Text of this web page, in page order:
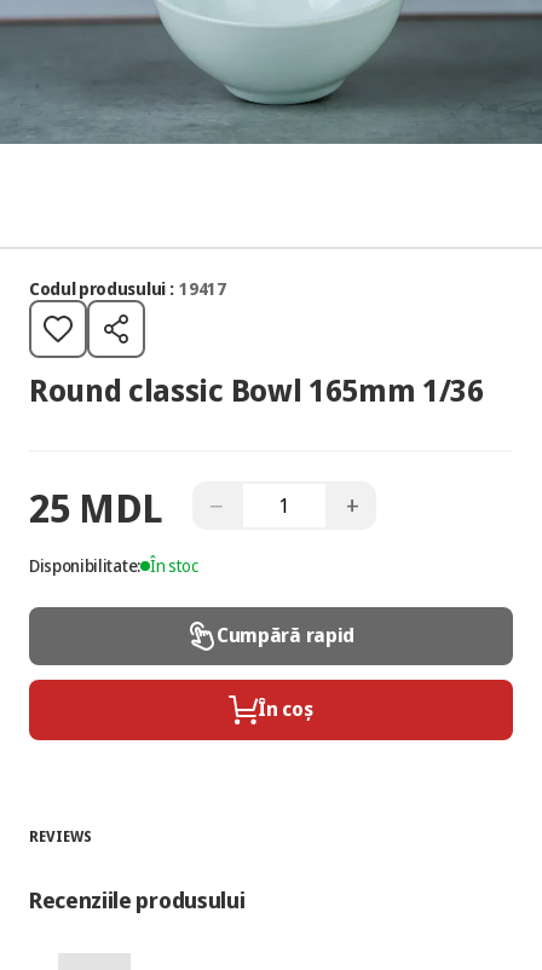
Codul produsului : 19417
Round classic Bowl 165mm 1/36
25 MDL − +
Disponibilitate: În stoc
Cumpără rapid
În coș
REVIEWS
Recenziile produsului